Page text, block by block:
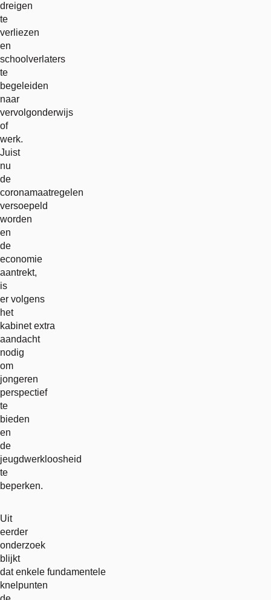
dreigen
te
verliezen
en
schoolverlaters
te
begeleiden
naar
vervolgonderwijs
of
werk.
Juist
nu
de
coronamaatregelen
versoepeld
worden
en
de
economie
aantrekt,
is
er volgens
het
kabinet extra
aandacht
nodig
om
jongeren
perspectief
te
bieden
en
de
jeugdwerkloosheid
te
beperken.
Uit
eerder
onderzoek
blijkt
dat enkele fundamentele
knelpunten